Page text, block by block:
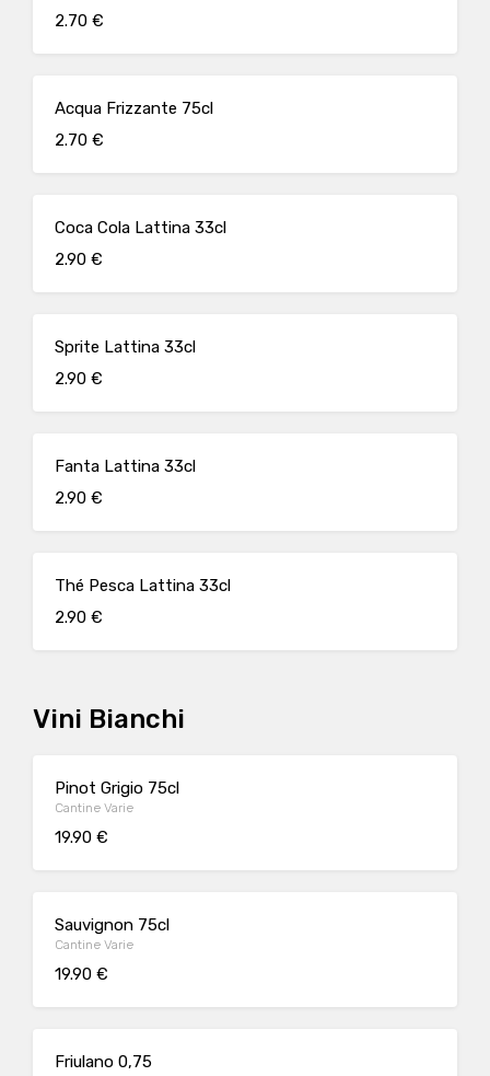
2.70 €
Acqua Frizzante 75cl
2.70 €
Coca Cola Lattina 33cl
2.90 €
Sprite Lattina 33cl
2.90 €
Fanta Lattina 33cl
2.90 €
Thé Pesca Lattina 33cl
2.90 €
Vini Bianchi
Pinot Grigio 75cl
Cantine Varie
19.90 €
Sauvignon 75cl
Cantine Varie
19.90 €
Friulano 0,75